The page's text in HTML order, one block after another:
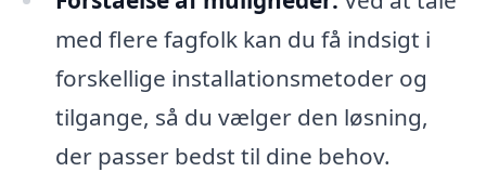
med flere fagfolk kan du få indsigt i
forskellige installationsmetoder og
tilgange, så du vælger den løsning,
der passer bedst til dine behov.